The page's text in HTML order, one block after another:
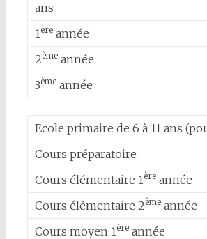
ans
1èreannée
2èmeannée
3èmeannée
Ecole primaire de 6 à 11 ans
Cours préparatoire
Cours élémentaire 1èreannée
Cours élémentaire 2èmeannée
Cours moyen 1èreannée